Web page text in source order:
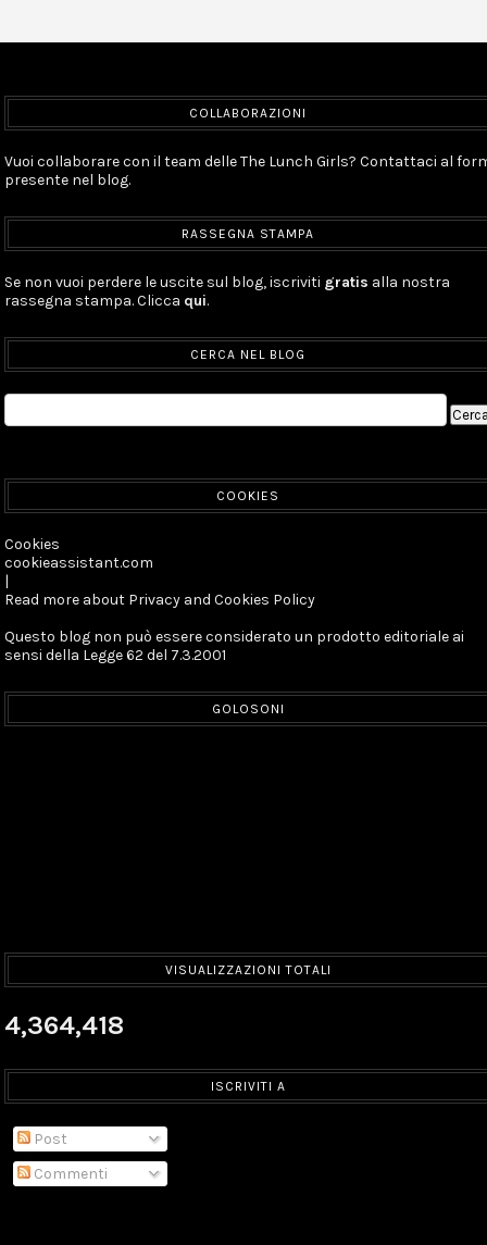
COLLABORAZIONI
Vuoi collaborare con il team delle The Lunch Girls? Contattaci al
presente nel blog.
RASSEGNA STAMPA
Se non vuoi perdere le uscite sul blog, iscriviti gratis alla nostra
rassegna stampa. Clicca qui.
CERCA NEL BLOG
COOKIES
Cookies
cookieassistant.com
|
Read more about Privacy and Cookies Policy
Questo blog non può essere considerato un prodotto editoriale ai
sensi della Legge 62 del 7.3.2001
GOLOSONI
VISUALIZZAZIONI TOTALI
4,364,418
ISCRIVITI A
Post
Commenti